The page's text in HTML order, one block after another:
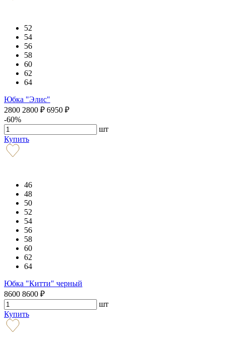
52
54
56
58
60
62
64
Юбка "Элис"
2800 2800 ₽ 6950 ₽
-60%
шт
Купить
46
48
50
52
54
56
58
60
62
64
Юбка "Китти" черный
8600 8600 ₽
шт
Купить